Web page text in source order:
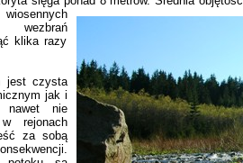
klika razy
jest czysta
jak i
nawet nie
w rejonach
za sobą